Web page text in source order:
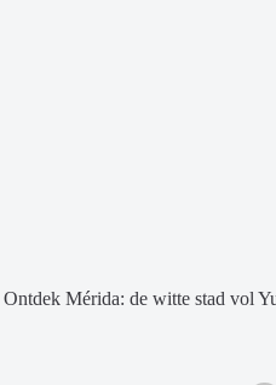
Ontdek Mérida: de witte stad vol